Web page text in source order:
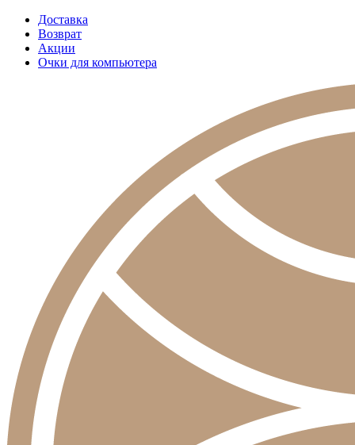
Доставка
Возврат
Акции
Очки для компьютера